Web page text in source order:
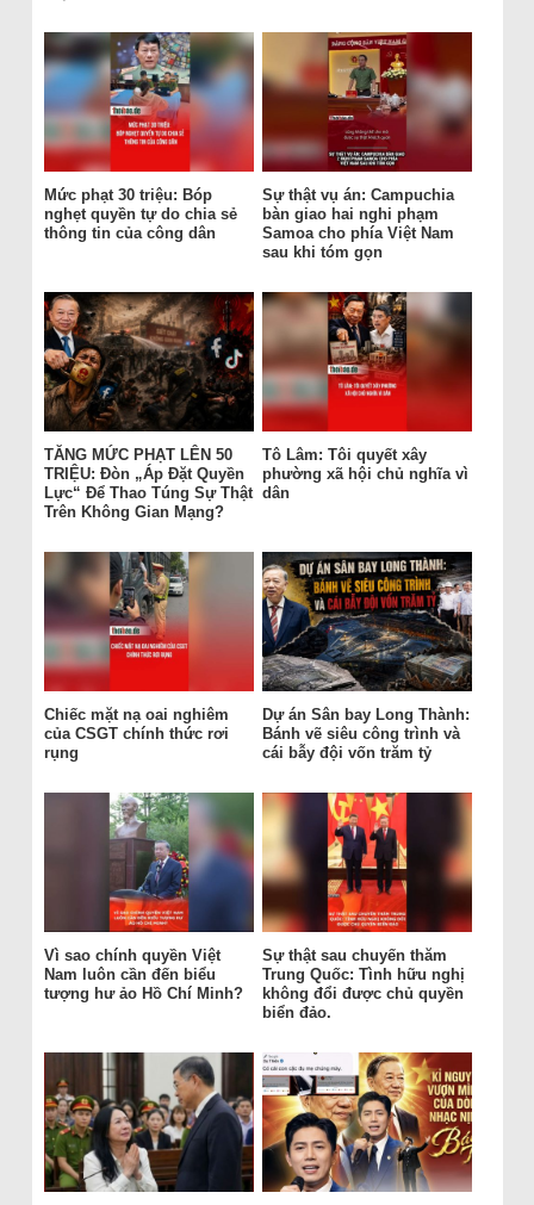
Mức phạt 30 triệu: Bóp
nghẹt quyền tự do chia sẻ
thông tin của công dân
Sự thật vụ án: Campuchia
bàn giao hai nghi phạm
Samoa cho phía Việt Nam
sau khi tóm gọn
TĂNG MỨC PHẠT LÊN 50
TRIỆU: Đòn „Áp Đặt Quyền
Lực“ Để Thao Túng Sự Thật
Trên Không Gian Mạng?
Tô Lâm: Tôi quyết xây
phường xã hội chủ nghĩa vì
dân
Chiếc mặt nạ oai nghiêm
của CSGT chính thức rơi
rụng
Dự án Sân bay Long Thành:
Bánh vẽ siêu công trình và
cái bẫy đội vốn trăm tỷ
Vì sao chính quyền Việt
Nam luôn cần đến biểu
tượng hư ảo Hồ Chí Minh?
Sự thật sau chuyến thăm
Trung Quốc: Tình hữu nghị
không đổi được chủ quyền
biển đảo.